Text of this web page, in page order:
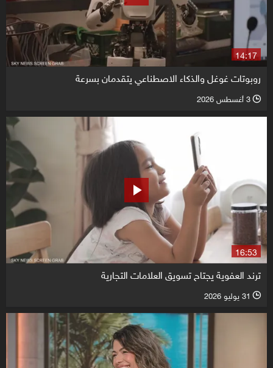
14:17
روبوتات غوغل والذكاء الاصطناعي يتقدمان بسرعة
l 3 أغسطس 2026
16:53
ترند العفوية يجتاح تسويق العلامات التجارية
l 31 يوليو 2026